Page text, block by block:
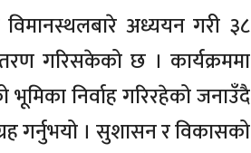
अध्ययन गरी ३८
गरिसकेको छ । कार्यक्रममा
निर्वाह गरिरहेको जनाउँदै
गर्नुभयो । सुशासन र विकासको